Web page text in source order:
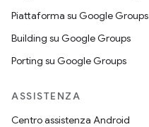
Piattaforma su Google Groups
Building su Google Groups
Porting su Google Groups
ASSISTENZA
Centro assistenza Android